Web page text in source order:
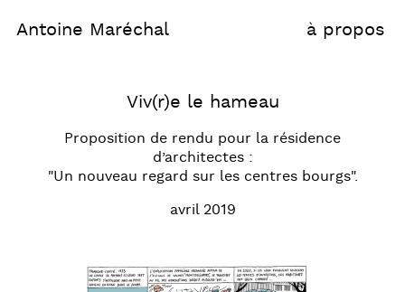
Antoine Maréchal à propos
Viv(r)e le hameau
Proposition de rendu pour la résidence
d’architectes :
"Un nouveau regard sur les centres bourgs".
avril 2019